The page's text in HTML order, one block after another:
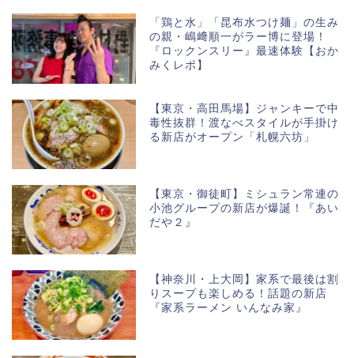
「鶏と水」「昆布水つけ麺」の生み
の親・嶋﨑順一がラー博に登場！
『ロックンスリー』最速体験【おか
みくレポ】
【東京・高田馬場】ジャンキーで中
毒性抜群！渡なべスタイルが手掛け
る新店がオープン「札幌六坊」
【東京・御徒町】ミシュラン常連の
小池グループの新店が爆誕！『あい
だや２』
【神奈川・上大岡】家系で最後は割
りスープも楽しめる！話題の新店
『家系ラーメン いんなみ家』